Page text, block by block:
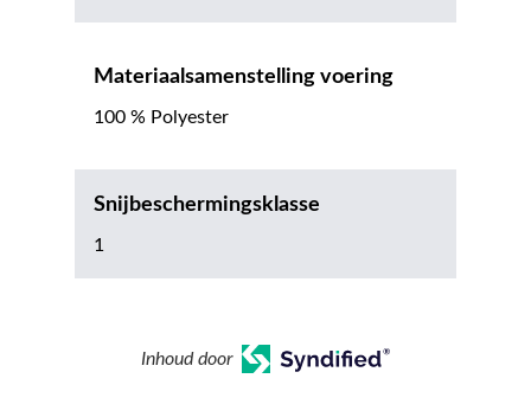
Materiaalsamenstelling voering
100 % Polyester
Snijbeschermingsklasse
1
Inhoud door